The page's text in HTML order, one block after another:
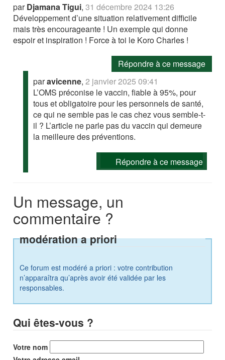
parDjamana Tigui,31 décembre 2024 13:26
Développement d’une situation relativement difficile
mais très encourageante ! Un exemple qui donne
espoir et inspiration ! Force à toi le Koro Charles !
Répondre à ce message
paravicenne,2 janvier 2025 09:41
L’OMS préconise le vaccin, fiable à 95%, pour
tous et obligatoire pour les personnels de santé,
ce qui ne semble pas le cas chez vous semble-t-
il ? L’article ne parle pas du vaccin qui demeure
la meilleure des préventions.
Répondre à ce message
Un message, un
commentaire ?
modération a priori
Ce forum est modéré a priori : votre contribution
n’apparaîtra qu’après avoir été validée par les
responsables.
Qui êtes-vous ?
Votre nom